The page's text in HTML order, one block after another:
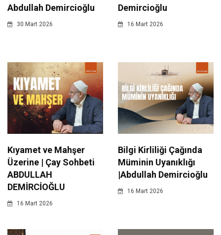
Abdullah Demircioğlu
30 Mart 2026
Demircioğlu
16 Mart 2026
Kıyamet ve Mahşer
Üzerine | Çay Sohbeti
ABDULLAH
DEMİRCİOĞLU
16 Mart 2026
Bilgi Kirliliği Çağında
Müminin Uyanıklığı
|Abdullah Demircioğlu
16 Mart 2026